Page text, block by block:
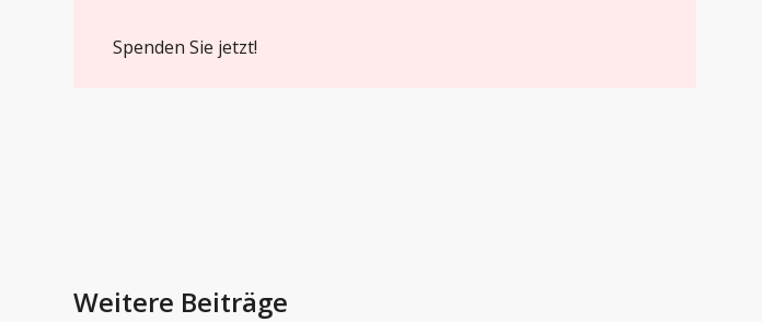
Spenden Sie jetzt!
Weitere Beiträge